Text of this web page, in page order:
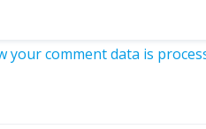
your comment data is